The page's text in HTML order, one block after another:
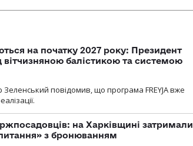
на початку 2027 року: Президент
вітчизняною балістикою та системою
повідомив, що програма FREYJA вже
на Харківщині затримали
з бронюванням